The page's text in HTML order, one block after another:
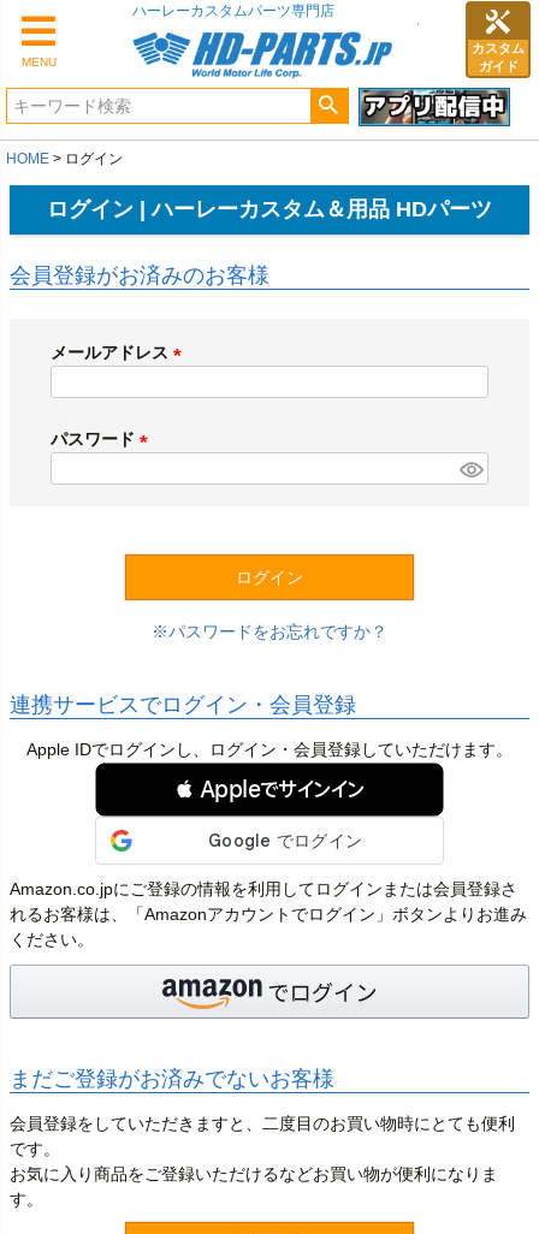
MENU
カスタム
ガイド
ハーレーカスタムパーツ専門店
HOME ログイン
ログイン | ハーレーカスタム＆用品 HDパーツ
会員登録がお済みのお客様
メールアドレス
)
パスワード
ログイン
パスワードをお忘れですか？
連携サービスでログイン・会員登録
Apple IDでログインし、ログイン・会員登録していただけます。
 Appleでサインイン
Amazon.co.jpにご登録の情報を利用してログインまたは会員登録さ
れるお客様は、「Amazonアカウントでログイン」ボタンよりお進み
ください。
まだご登録がお済みでないお客様
会員登録をしていただきますと、二度目のお買い物時にとても便利
です。
お気に入り商品をご登録いただけるなどお買い物が便利になりま
す。